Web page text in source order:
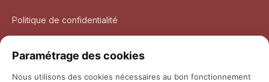
Politique de confidentialité
Paramétrage des cookies
Nous utilisons des cookies nécessaires au bon fonctionnement